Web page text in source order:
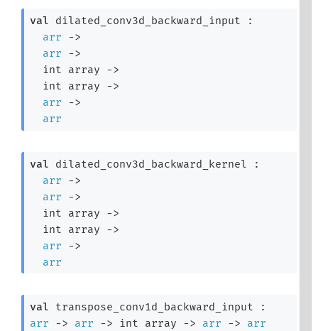
val dilated_conv3d_backward_input :
arr
->
arr
->
int array
->
int array
->
arr
->
arr
val dilated_conv3d_backward_kernel :
arr
->
arr
->
int array
->
int array
->
arr
->
arr
val
arr
-> arr -> int array -> arr -> arr